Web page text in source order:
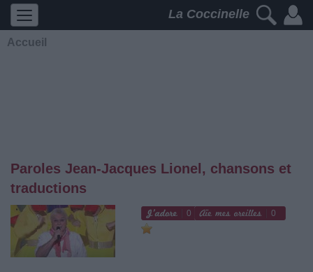
La Coccinelle
Accueil
Paroles Jean-Jacques Lionel, chansons et
traductions
0 0